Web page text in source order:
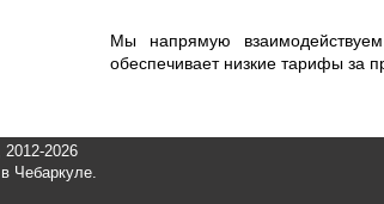
Мы напрямую
обеспечивает низкие тарифы за
2026
Чебаркуле.